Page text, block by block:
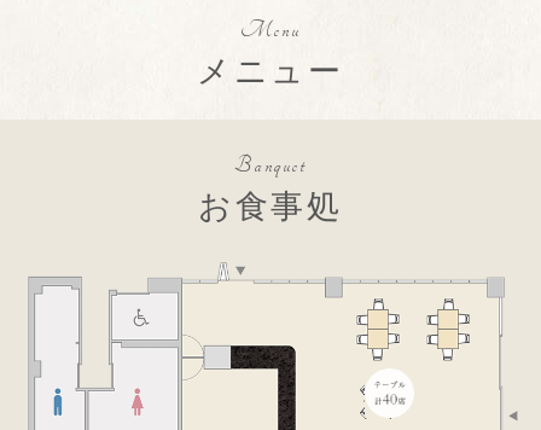
Menu
メニュー
Banquet
お食事処